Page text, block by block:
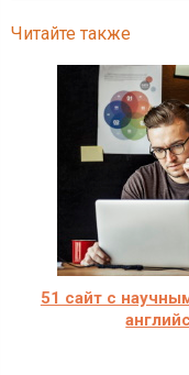
Читайте также
51 сайт с